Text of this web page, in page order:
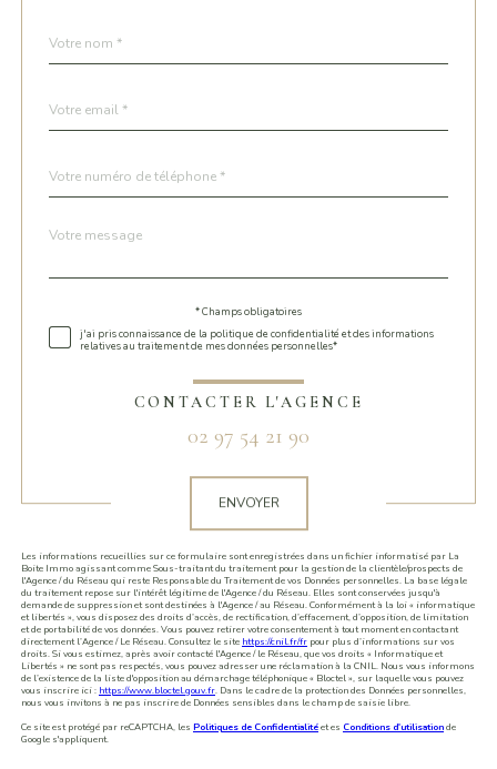
par
*
*
*
Fieldset
Message
*
* Champs obligatoires
j'ai pris connaissance de la politique de confidentialité et des informations
relatives au traitement de mes données personnelles*
CONTACTER L'AGENCE
02 97 54 21 90
ENVOYER
Les informations recueillies sur ce formulaire sont enregistrées dans un fichier informatisé par La
Boite Immo agissant comme Sous-traitant du traitement pour la gestion de la clientèle/prospects de
l'Agence / du Réseau qui reste Responsable du Traitement de vos Données personnelles. La base légale
du traitement repose sur l'intérêt légitime de l'Agence / du Réseau. Elles sont conservées jusqu'à
demande de suppression et sont destinées à l'Agence / au Réseau. Conformément à la loi « informatique
et libertés », vous disposez des droits d’accès, de rectification, d’effacement, d’opposition, de limitation
et de portabilité de vos données. Vous pouvez retirer votre consentement à tout moment en contactant
directement l’Agence / Le Réseau. Consultez le site https://cnil.fr/fr pour plus d’informations sur vos
droits. Si vous estimez, après avoir contacté l'Agence / le Réseau, que vos droits « Informatique et
Libertés » ne sont pas respectés, vous pouvez adresser une réclamation à la CNIL. Nous vous informons
de l’existence de la liste d'opposition au démarchage téléphonique « Bloctel », sur laquelle vous pouvez
vous inscrire ici : https://www.bloctel.gouv.fr. Dans le cadre de la protection des Données personnelles,
nous vous invitons à ne pas inscrire de Données sensibles dans le champ de saisie libre.
Ce site est protégé par reCAPTCHA, les Politiques de Confidentialitéet es Conditions d'utilisationde
Google s'appliquent.